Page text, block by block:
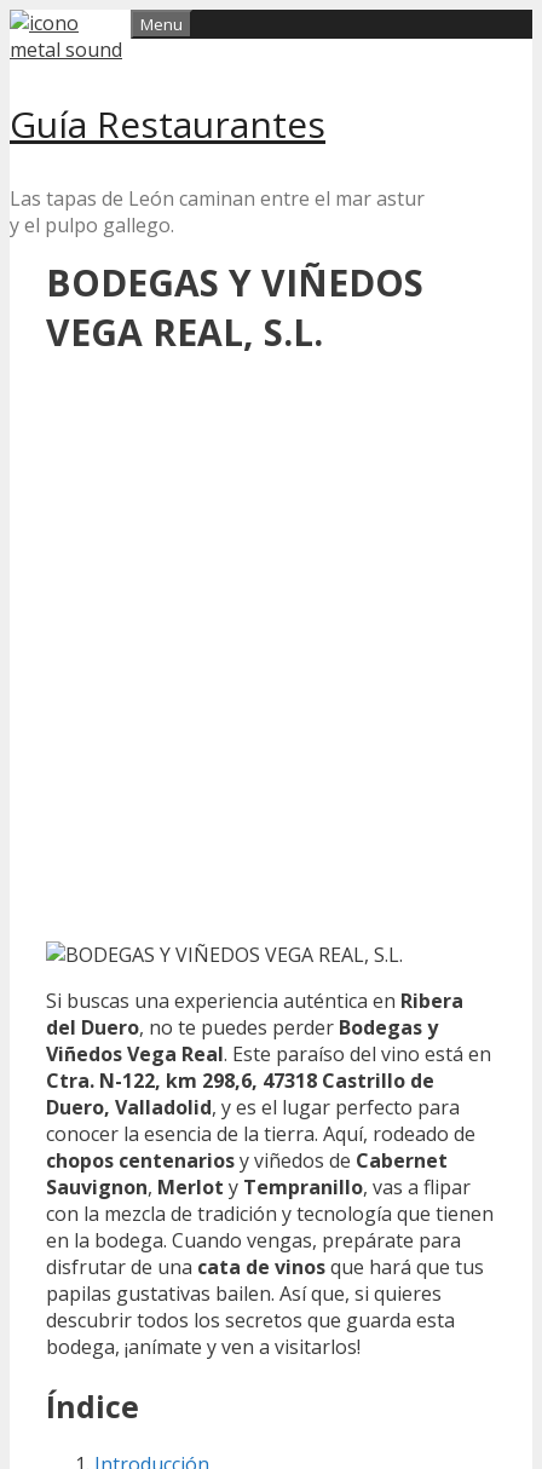
Skip
to
Guía Restaurantes
Las tapas de León caminan entre el mar astur
y el pulpo gallego.
Menu
BODEGAS Y VIÑEDOS
VEGA REAL, S.L.
Si buscas una experiencia auténtica en Ribera
del Duero, no te puedes perder Bodegas y
Viñedos Vega Real. Este paraíso del vino está en
Ctra. N-122, km 298,6, 47318 Castrillo de
Duero, Valladolid, y es el lugar perfecto para
conocer la esencia de la tierra. Aquí, rodeado de
chopos centenariosy viñedos de Cabernet
Sauvignon, Merlot y Tempranillo, vas a flipar
con la mezcla de tradición y tecnología que tienen
en la bodega. Cuando vengas, prepárate para
disfrutar de una cata de vinosque hará que tus
papilas gustativas bailen. Así que, si quieres
descubrir todos los secretos que guarda esta
bodega, ¡anímate y ven a visitarlos!
Índice